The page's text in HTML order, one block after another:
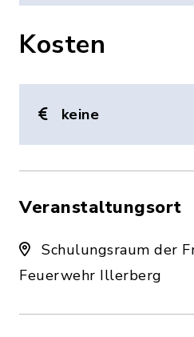
Kosten
keine
Veranstaltungsort
Schulungsraum der
Feuerwehr Illerberg